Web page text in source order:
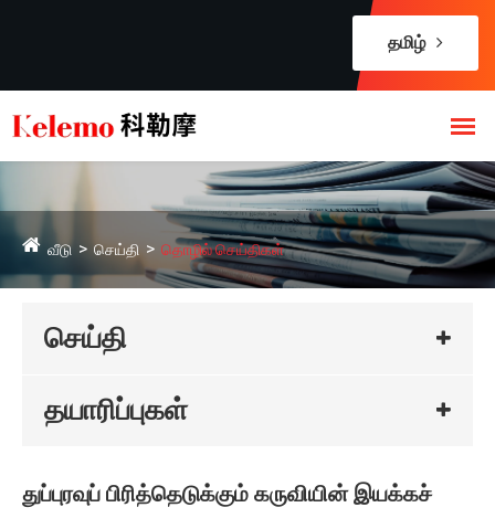
தமிழ்
வீடு செய்தி தொழில் செய்திகள்
செய்தி
தயாரிப்புகள்
துப்புரவுப் பிரித்தெடுக்கும் கருவியின் இயக்கச்